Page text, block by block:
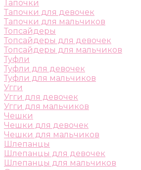
Тапочки
Тапочки для девочек
Тапочки для мальчиков
Топсайдеры
Топсайдеры для девочек
Топсайдеры для мальчиков
Туфли
Туфли для девочек
Туфли для мальчиков
Угги
Угги для девочек
Угги для мальчиков
Чешки
Чешки для девочек
Чешки для мальчиков
Шлепанцы
Шлепанцы для девочек
Шлепанцы для мальчиков